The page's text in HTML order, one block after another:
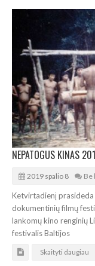
2019 spalio 8 Be
Ketvirtadienį
dokumentinių filmų
lankomų kino renginių
festivalis Baltijos
Skaityti daugiau